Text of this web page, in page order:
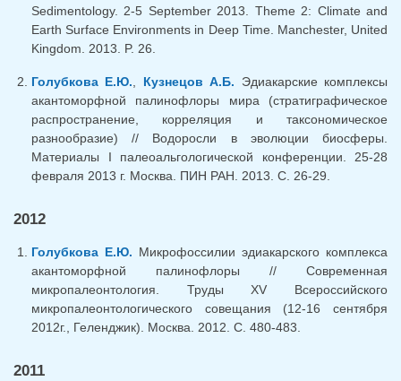
Sedimentology. 2-5 September 2013. Theme 2: Climate and
Earth Surface Environments in Deep Time. Manchester, United
Kingdom. 2013. P. 26.
Голубкова Е.Ю. Кузнецов А.Б. Эдиакарские комплексы
акантоморфной палинофлоры мира (стратиграфическое
распространение, корреляция и таксономическое
разнообразие) // Водоросли в эволюции биосферы.
Материалы I палеоальгологической конференции. 25-28
февраля 2013 г. Москва. ПИН РАН. 2013. С. 26-29.
2012
Голубкова Е.Ю. Микрофоссилии эдиакарского комплекса
акантоморфной палинофлоры // Современная
микропалеонтология. Труды XV Всероссийского
микропалеонтологического совещания (12-16 сентября
2012г., Геленджик). Москва. 2012. С. 480-483.
2011